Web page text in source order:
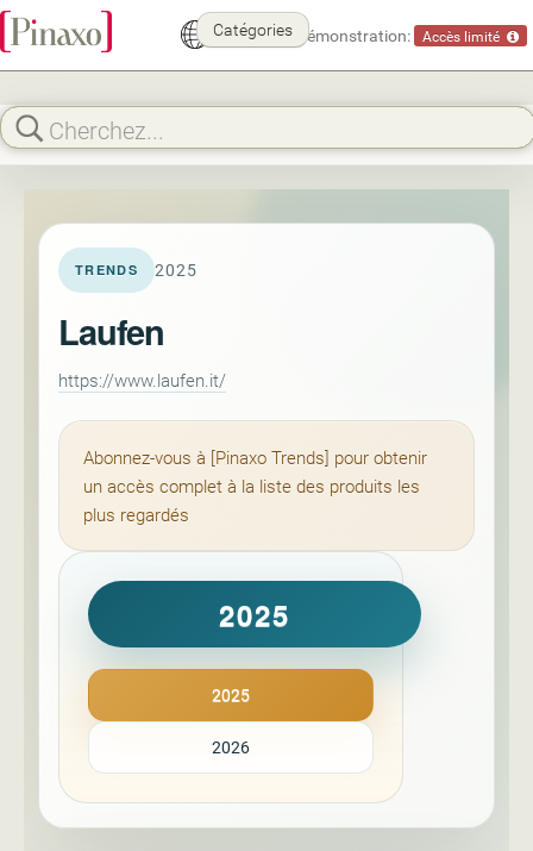
Mode démonstration: Accès limité
Catégories
TRENDS 2025
Laufen
https://www.laufen.it/
Abonnez-vous à [Pinaxo Trends] pour obtenir
un accès complet à la liste des produits les
plus regardés
2025
2025
2026